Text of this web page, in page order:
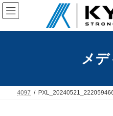
コ
ン
テ
ン
ナ
ビ
ゲ
ー
メ
4097